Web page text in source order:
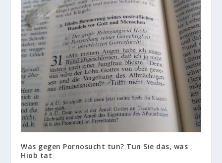
Was gegen Pornosucht tun? Tun Sie das, was
Hiob tat